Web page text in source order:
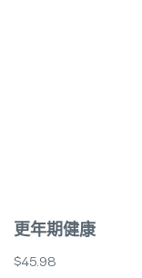
更年期健康
$45.98